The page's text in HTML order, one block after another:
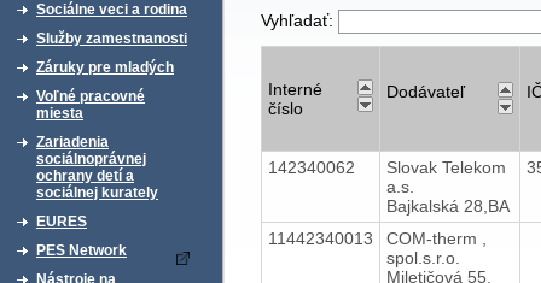
Sociálne veci a rodina
Služby zamestnanosti
Záruky pre mladých
Voľné pracovné
miesta
Zariadenia
sociálnoprávnej
ochrany detí a
sociálnej kurately
EURES
PES Network
Nástroje na
Vyhľadať:
Interné
číslo
Dodávateľ
142340062
Slovak Telekom
a.s.
Bajkalská 28,BA
11442340013
COM-therm ,
spol.s.r.o.
Miletičová 55,